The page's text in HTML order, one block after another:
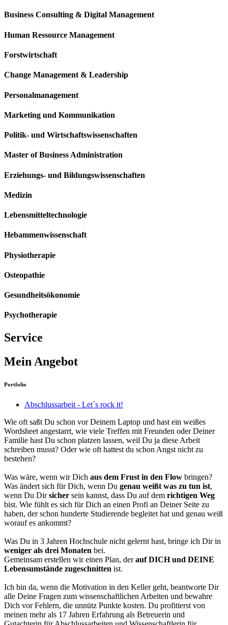
Business Consulting & Digital Management
Human Ressource Management
Forstwirtschaft
Change Management & Leadership
Personalmanagement
Marketing und Kommunikation
Politik- und Wirtschaftswissenschaften
Master of Business Administration
Erziehungs- und Bildungswissenschaften
Medizin
Lebensmitteltechnologie
Hebammenwissenschaft
Physiotherapie
Osteopathie
Gesundheitsökonomie
Psychotherapie
Service
Mein Angebot
Portfolio
Abschlussarbeit - Let´s rock it!
Wie oft saßt Du schon vor Deinem Laptop und hast ein weißes
Wordsheet angestarrt, wie viele Treffen mit Freunden oder Deiner
Familie hast Du schon platzen lassen, weil Du ja diese Arbeit
schreiben musst? Oder wie oft hattest du schon Angst nicht zu
bestehen?
Was wäre, wenn wir Dich aus dem Frust in den Flow bringen?
Was ändert sich für Dich, wenn Du genau weißt was zu tun ist,
wenn Du Dirsicher sein kannst, dass Du auf dem richtigen Weg
bist. Wie fühlt es sich für Dich an einen Profi an Deiner Seite zu
haben, der schon hunderte Studierende begleitet hat und genau weiß
worauf es ankommt?
Was Du in 3 Jahren Hochschule nicht gelernt hast, bringe ich Dir in
weniger als drei Monaten bei.
Gemeinsam erstellen wir einen Plan, derauf DICH und DEINE
Lebensumstände zugeschnitten ist.
Ich bin da, wenn die Motivation in den Keller geht, beantworte Dir
alle Deine Fragen zum wissenschaftlichen Arbeiten und bewahre
Dich vor Fehlern, die unnütz Punkte kosten. Du profitierst von
meinen mehr als 17 Jahren Erfahrung als Betreuerin und